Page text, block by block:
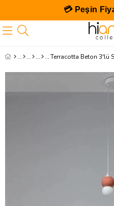
💳 Peşin
Terracotta Beton 3'lü